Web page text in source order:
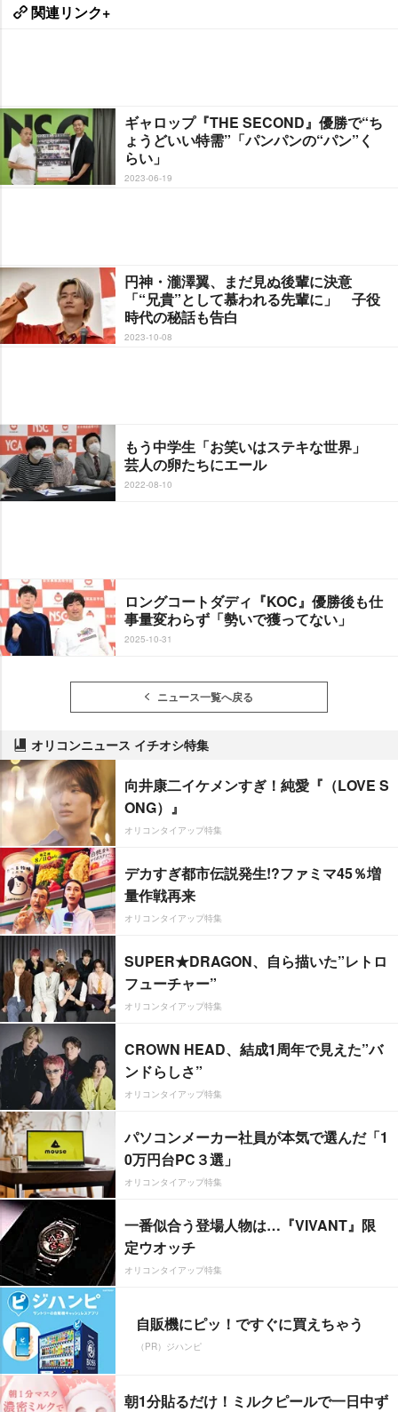
関連リンク+
ギャロップ『THE SECOND』優勝で“ち
ょうどいい特需”「パンパンの“パン”く
らい」
2023-06-19
円神・瀧澤翼、まだ見ぬ後輩に決意
「“兄貴”として慕われる先輩に」 子役
時代の秘話も告白
2023-10-08
もう中学生「お笑いはステキな世界」
芸人の卵たちにエール
2022-08-10
ロングコートダディ『KOC』優勝後も仕
事量変わらず「勢いで獲ってない」
2025-10-31
ニュース一覧へ戻る
オリコンニュース イチオシ特集
向井康二イケメンすぎ！純愛『（LOVE S
ONG）』
オリコンタイアップ特集
デカすぎ都市伝説発生!?ファミマ45％増
量作戦再来
オリコンタイアップ特集
SUPER★DRAGON、自ら描いた”レトロ
フューチャー”
オリコンタイアップ特集
CROWN HEAD、結成1周年で見えた”バ
ンドらしさ”
オリコンタイアップ特集
パソコンメーカー社員が本気で選んだ「1
0万円台PC３選」
オリコンタイアップ特集
一番似合う登場人物は…『VIVANT』限
定ウオッチ
オリコンタイアップ特集
自販機にピッ！ですぐに買えちゃう
（PR）ジハンピ
朝1分貼るだけ！ミルクピールで一日中ず